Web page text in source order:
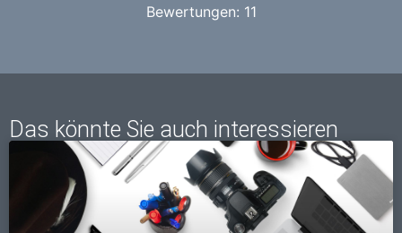
Bewertungen: 11
Das könnte Sie auch interessieren